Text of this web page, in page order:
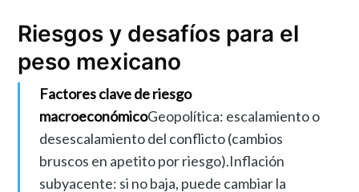
Riesgos y desafíos para el
peso mexicano
Factores clave de riesgo
macroeconómicoGeopolítica: escalamiento o
desescalamiento del conflicto (cambios
bruscos en apetito por riesgo).Inflación
subyacente: si no baja, puede cambiar la